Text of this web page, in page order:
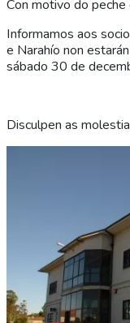
Con motivo do peche
Informamos aos
e Narahío non
sábado 30 de
Disculpen as